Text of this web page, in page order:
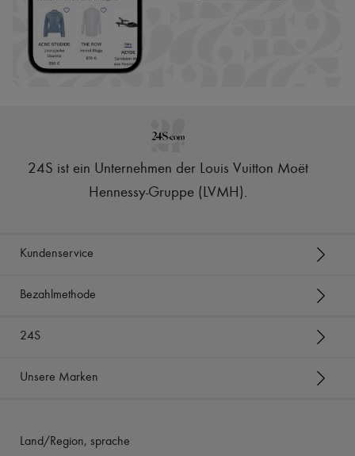
24S ist ein Unternehmen der Louis Vuitton Moët
Hennessy-Gruppe (LVMH).
Kundenservice
Bezahlmethode
24S
Unsere Marken
Land/Region, sprache